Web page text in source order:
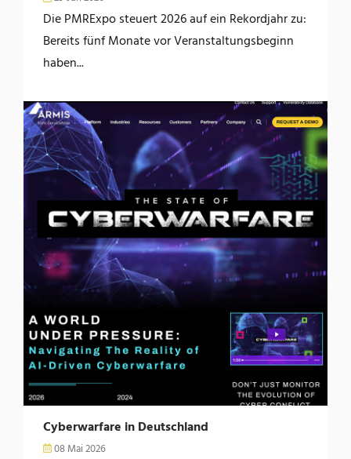
Die PMRExpo steuert 2026 auf ein Rekordjahr zu:
Bereits fünf Monate vor Veranstaltungsbeginn
haben...
Cyberwarfare in Deutschland
08 Mai 2026